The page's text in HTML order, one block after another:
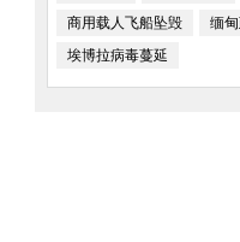
传奇之路：巴黎国际车展120周年
商用载人飞船坠毁
缅
埃博拉病毒蔓延